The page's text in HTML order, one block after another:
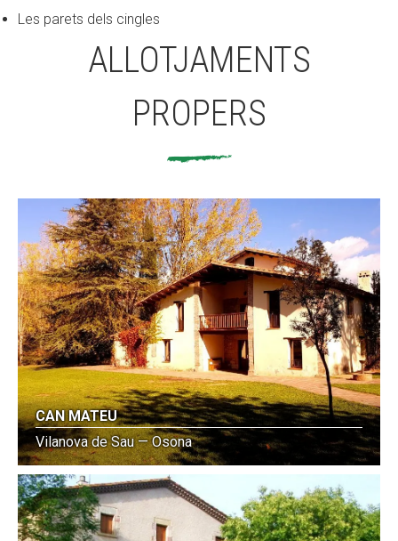
Les parets dels cingles
ALLOTJAMENTS
PROPERS
CAN MATEU
Vilanova de Sau — Osona